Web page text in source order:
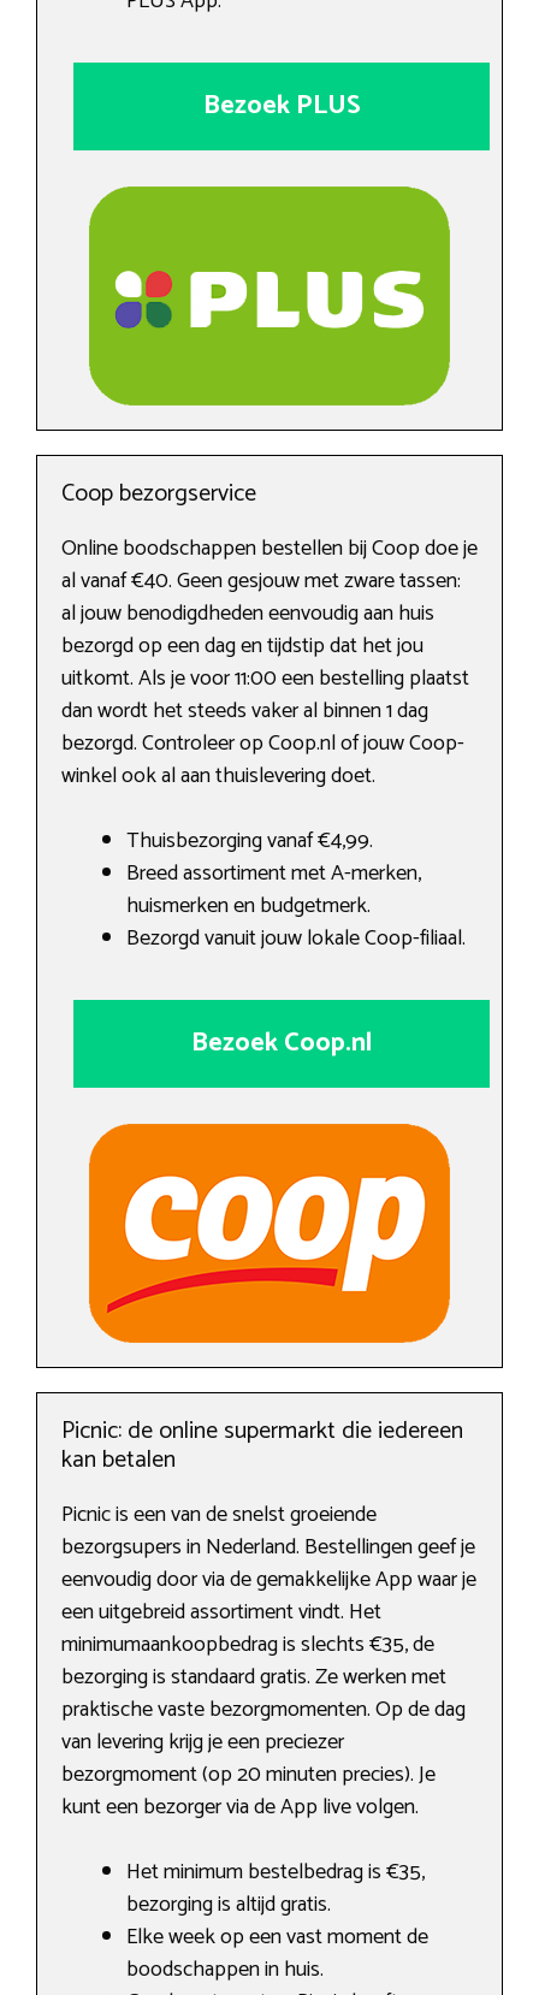
Bezoek PLUS
Coop bezorgservice
Online boodschappen bestellen bij Coop doe je
al vanaf €40. Geen gesjouw met zware tassen:
al jouw benodigdheden eenvoudig aan huis
bezorgd op een dag en tijdstip dat het jou
uitkomt. Als je voor 11:00 een bestelling plaatst
dan wordt het steeds vaker al binnen 1 dag
bezorgd. Controleer op Coop.nl of jouw Coop-
winkel ook al aan thuislevering doet.
Thuisbezorging vanaf €4,99.
Breed assortiment met A-merken,
huismerken en budgetmerk.
Bezorgd vanuit jouw lokale Coop-filiaal.
Bezoek Coop.nl
Picnic: de online supermarkt die iedereen
kan betalen
Picnic is een van de snelst groeiende
bezorgsupers in Nederland. Bestellingen geef je
eenvoudig door via de gemakkelijke App waar je
een uitgebreid assortiment vindt. Het
minimumaankoopbedrag is slechts €35, de
bezorging is standaard gratis. Ze werken met
praktische vaste bezorgmomenten. Op de dag
van levering krijg je een preciezer
bezorgmoment (op 20 minuten precies). Je
kunt een bezorger via de App live volgen.
Het minimum bestelbedrag is €35,
bezorging is altijd gratis.
Elke week op een vast moment de
boodschappen in huis.